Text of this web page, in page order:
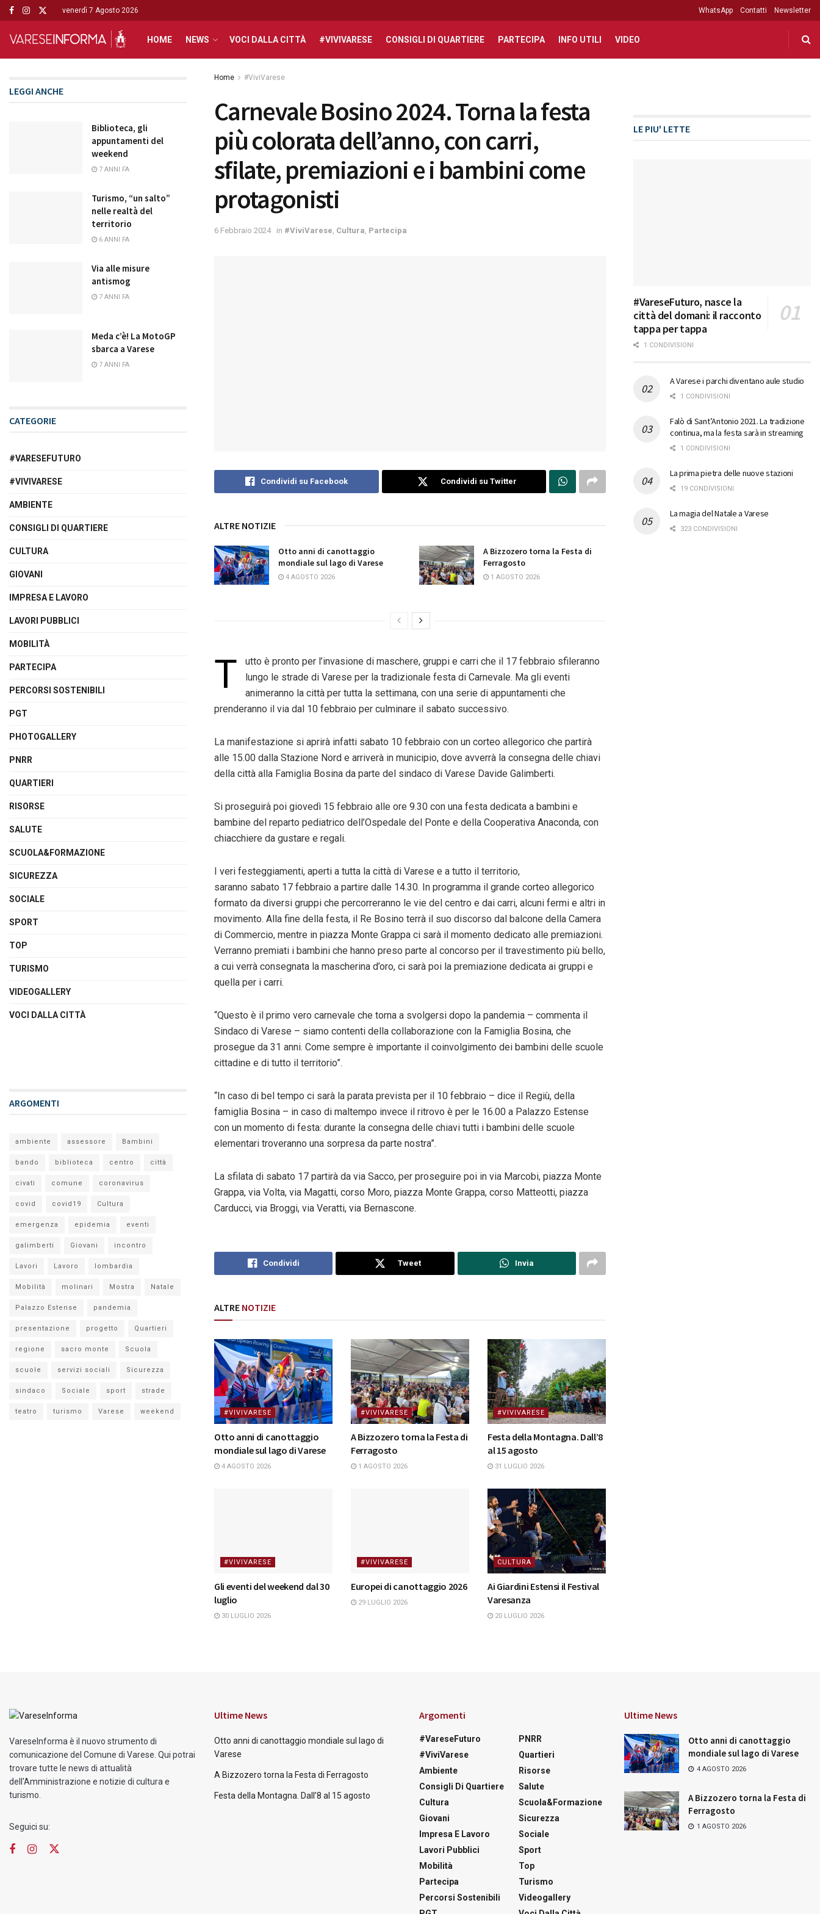
venerdì 7 Agosto 2026 WhatsApp Contatti Newsletter
HOME NEWS VOCI DALLA CITTÀ #VIVIVARESE CONSIGLI DI QUARTIERE PARTECIPA INFO UTILI VIDEO
Home #ViviVarese
Carnevale Bosino 2024. Torna la festa
più colorata dell’anno, con carri,
sfilate, premiazioni e i bambini come
protagonisti
6 Febbraio 2024 in #ViviVarese Cultura Partecipa
Condividi su Facebook Condividi su Twitter
ALTRE NOTIZIE
Otto anni di canottaggio
mondiale sul lago di Varese
4 AGOSTO 2026
A Bizzozero torna la Festa di
Ferragosto
1 AGOSTO 2026
T utto è pronto per l’invasione di maschere, gruppi e carri che il 17 febbraio sfileranno
lungo le strade di Varese per la tradizionale festa di Carnevale. Ma gli eventi
animeranno la città per tutta la settimana, con una serie di appuntamenti che
prenderanno il via dal 10 febbraio per culminare il sabato successivo.
La manifestazione si aprirà infatti sabato 10 febbraio con un corteo allegorico che partirà
alle 15.00 dalla Stazione Nord e arriverà in municipio, dove avverrà la consegna delle chiavi
della città alla Famiglia Bosina da parte del sindaco di Varese Davide Galimberti.
Si proseguirà poi giovedì 15 febbraio alle ore 9.30 con una festa dedicata a bambini e
bambine del reparto pediatrico dell’Ospedale del Ponte e della Cooperativa Anaconda, con
chiacchiere da gustare e regali.
I veri festeggiamenti, aperti a tutta la città di Varese e a tutto il territorio,
saranno sabato 17 febbraio a partire dalle 14.30. In programma il grande corteo allegorico
formato da diversi gruppi che percorreranno le vie del centro e dai carri, alcuni fermi e altri in
movimento. Alla fine della festa, il Re Bosino terrà il suo discorso dal balcone della Camera
di Commercio, mentre in piazza Monte Grappa ci sarà il momento dedicato alle premiazioni.
Verranno premiati i bambini che hanno preso parte al concorso per il travestimento più bello,
a cui verrà consegnata la mascherina d’oro, ci sarà poi la premiazione dedicata ai gruppi e
quella per i carri.
“Questo è il primo vero carnevale che torna a svolgersi dopo la pandemia – commenta il
Sindaco di Varese – siamo contenti della collaborazione con la Famiglia Bosina, che
prosegue da 31 anni. Come sempre è importante il coinvolgimento dei bambini delle scuole
cittadine e di tutto il territorio”.
“In caso di bel tempo ci sarà la parata prevista per il 10 febbraio – dice il Regiù, della
famiglia Bosina – in caso di maltempo invece il ritrovo è per le 16.00 a Palazzo Estense
con un momento di festa: durante la consegna delle chiavi tutti i bambini delle scuole
elementari troveranno una sorpresa da parte nostra”.
La sfilata di sabato 17 partirà da via Sacco, per proseguire poi in via Marcobi, piazza Monte
Grappa, via Volta, via Magatti, corso Moro, piazza Monte Grappa, corso Matteotti, piazza
Carducci, via Broggi, via Veratti, via Bernascone.
Condividi Tweet Invia
ALTRE NOTIZIE
#VIVIVARESE
Otto anni di canottaggio
mondiale sul lago di Varese
4 AGOSTO 2026
#VIVIVARESE
A Bizzozero torna la Festa di
Ferragosto
1 AGOSTO 2026
#VIVIVARESE
Festa della Montagna. Dall’8
al 15 agosto
31 LUGLIO 2026
#VIVIVARESE
Gli eventi del weekend dal 30
luglio
30 LUGLIO 2026
#VIVIVARESE
Europei di canottaggio 2026
29 LUGLIO 2026
CULTURA
Ai Giardini Estensi il Festival
Varesanza
20 LUGLIO 2026
LEGGI ANCHE
Biblioteca, gli
appuntamenti del
weekend
7 ANNI FA
Turismo, “un salto”
nelle realtà del
territorio
6 ANNI FA
Via alle misure
antismog
7 ANNI FA
Meda c’è! La MotoGP
sbarca a Varese
7 ANNI FA
CATEGORIE
#VARESEFUTURO
#VIVIVARESE
AMBIENTE
CONSIGLI DI QUARTIERE
CULTURA
GIOVANI
IMPRESA E LAVORO
LAVORI PUBBLICI
MOBILITÀ
PARTECIPA
PERCORSI SOSTENIBILI
PGT
PHOTOGALLERY
PNRR
QUARTIERI
RISORSE
SALUTE
SCUOLA&FORMAZIONE
SICUREZZA
SOCIALE
SPORT
TOP
TURISMO
VIDEOGALLERY
VOCI DALLA CITTÀ
ARGOMENTI
ambiente assessore Bambini
bando biblioteca centro città
civati comune coronavirus
covid covid19 Cultura
emergenza epidemia eventi
galimberti Giovani incontro
Lavori Lavoro lombardia
Mobilità molinari Mostra Natale
Palazzo Estense pandemia
presentazione progetto Quartieri
regione sacro monte Scuola
scuole servizi sociali Sicurezza
sindaco Sociale sport strade
teatro turismo Varese weekend
LE PIU' LETTE
#VareseFuturo, nasce la
città del domani: il racconto
tappa per tappa
1 CONDIVISIONI
A Varese i parchi diventano aule studio
1 CONDIVISIONI
Falò di Sant’Antonio 2021. La tradizione
continua, ma la festa sarà in streaming
1 CONDIVISIONI
La prima pietra delle nuove stazioni
19 CONDIVISIONI
La magia del Natale a Varese
323 CONDIVISIONI
VareseInforma è il nuovo strumento di
comunicazione del Comune di Varese. Qui potrai
trovare tutte le news di attualità
dell'Amministrazione e notizie di cultura e
turismo.
Seguici su:
Ultime News
Otto anni di canottaggio mondiale sul lago di
Varese
A Bizzozero torna la Festa di Ferragosto
Festa della Montagna. Dall’8 al 15 agosto
Argomenti
#VareseFuturo
#ViviVarese
Ambiente
Consigli Di Quartiere
Cultura
Giovani
Impresa E Lavoro
Lavori Pubblici
Mobilità
Partecipa
Percorsi Sostenibili
PNRR
Quartieri
Risorse
Salute
Scuola&Formazione
Sicurezza
Sociale
Sport
Top
Turismo
Videogallery
Ultime News
Otto anni di canottaggio
mondiale sul lago di Varese
4 AGOSTO 2026
A Bizzozero torna la Festa di
Ferragosto
1 AGOSTO 2026